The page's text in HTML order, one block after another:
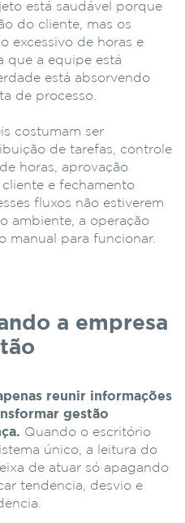
está saudável porque
do cliente, mas os
excessivo de horas e
que a equipe está
está absorvendo
de processo.
costumam ser
de tarefas, controle
horas, aprovação
e fechamento
fluxos não estiverem
ambiente, a operação
manual para funcionar.
a empresa
reunir informações
gestão
Quando o escritório
único, a leitura do
de atuar só apagando
tendência, desvio e